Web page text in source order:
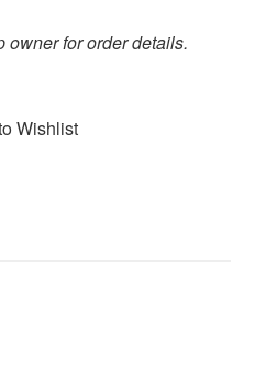
owner for order details.
Wishlist